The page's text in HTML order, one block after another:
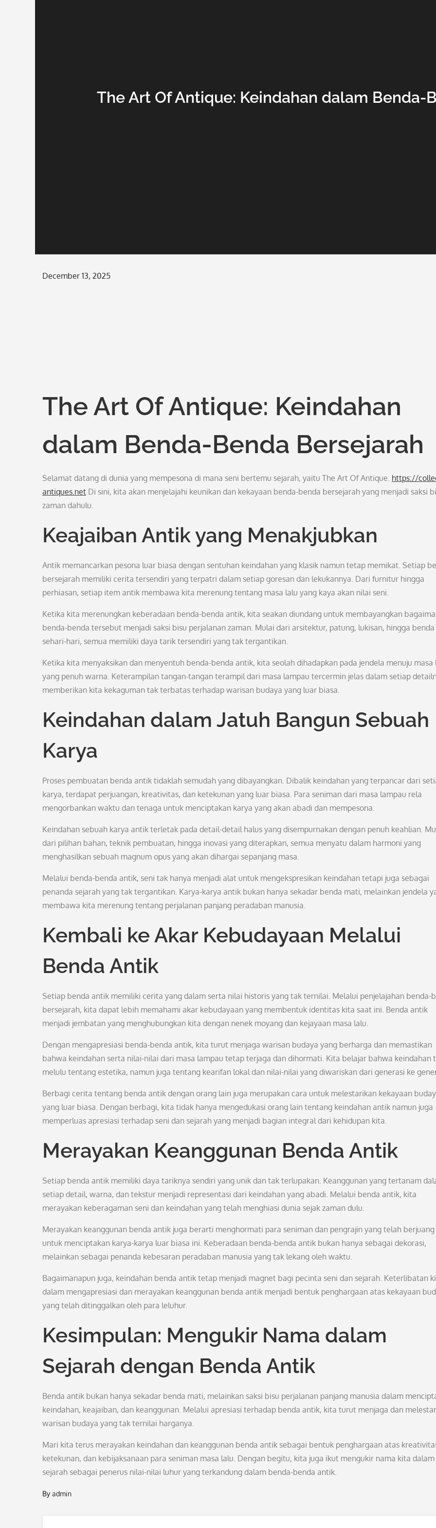
The Art Of Antique: Keindahan dalam Benda-
Posted
December 13, 2025
The Art Of Antique: Keindahan
dalam Benda-Benda Bersejarah
Selamat datang di dunia yang mempesona di mana seni bertemu sejarah, yaitu The Art Of Antique. https://
antiques.net Di sini, kita akan menjelajahi keunikan dan kekayaan benda-benda bersejarah yang menjadi saksi
zaman dahulu.
Keajaiban Antik yang Menakjubkan
Antik memancarkan pesona luar biasa dengan sentuhan keindahan yang klasik namun tetap memikat. Setiap
bersejarah memiliki cerita tersendiri yang terpatri dalam setiap goresan dan lekukannya. Dari furnitur hingga
perhiasan, setiap item antik membawa kita merenung tentang masa lalu yang kaya akan nilai seni.
Ketika kita merenungkan keberadaan benda-benda antik, kita seakan diundang untuk membayangkan
benda-benda tersebut menjadi saksi bisu perjalanan zaman. Mulai dari arsitektur, patung, lukisan, hingga benda
sehari-hari, semua memiliki daya tarik tersendiri yang tak tergantikan.
Ketika kita menyaksikan dan menyentuh benda-benda antik, kita seolah dihadapkan pada jendela menuju masa
yang penuh warna. Keterampilan tangan-tangan terampil dari masa lampau tercermin jelas dalam setiap
memberikan kita kekaguman tak terbatas terhadap warisan budaya yang luar biasa.
Keindahan dalam Jatuh Bangun Sebuah
Karya
Proses pembuatan benda antik tidaklah semudah yang dibayangkan. Dibalik keindahan yang terpancar dari
karya, terdapat perjuangan, kreativitas, dan ketekunan yang luar biasa. Para seniman dari masa lampau rela
mengorbankan waktu dan tenaga untuk menciptakan karya yang akan abadi dan mempesona.
Keindahan sebuah karya antik terletak pada detail-detail halus yang disempurnakan dengan penuh keahlian.
dari pilihan bahan, teknik pembuatan, hingga inovasi yang diterapkan, semua menyatu dalam harmoni yang
menghasilkan sebuah magnum opus yang akan dihargai sepanjang masa.
Melalui benda-benda antik, seni tak hanya menjadi alat untuk mengekspresikan keindahan tetapi juga sebagai
penanda sejarah yang tak tergantikan. Karya-karya antik bukan hanya sekadar benda mati, melainkan jendela
membawa kita merenung tentang perjalanan panjang peradaban manusia.
Kembali ke Akar Kebudayaan Melalui
Benda Antik
Setiap benda antik memiliki cerita yang dalam serta nilai historis yang tak ternilai. Melalui penjelajahan benda-
bersejarah, kita dapat lebih memahami akar kebudayaan yang membentuk identitas kita saat ini. Benda antik
menjadi jembatan yang menghubungkan kita dengan nenek moyang dan kejayaan masa lalu.
Dengan mengapresiasi benda-benda antik, kita turut menjaga warisan budaya yang berharga dan memastikan
bahwa keindahan serta nilai-nilai dari masa lampau tetap terjaga dan dihormati. Kita belajar bahwa keindahan
melulu tentang estetika, namun juga tentang kearifan lokal dan nilai-nilai yang diwariskan dari generasi ke
Berbagi cerita tentang benda antik dengan orang lain juga merupakan cara untuk melestarikan kekayaan
yang luar biasa. Dengan berbagi, kita tidak hanya mengedukasi orang lain tentang keindahan antik namun juga
memperluas apresiasi terhadap seni dan sejarah yang menjadi bagian integral dari kehidupan kita.
Merayakan Keanggunan Benda Antik
Setiap benda antik memiliki daya tariknya sendiri yang unik dan tak terlupakan. Keanggunan yang tertanam
setiap detail, warna, dan tekstur menjadi representasi dari keindahan yang abadi. Melalui benda antik, kita
merayakan keberagaman seni dan keindahan yang telah menghiasi dunia sejak zaman dulu.
Merayakan keanggunan benda antik juga berarti menghormati para seniman dan pengrajin yang telah berjuang
untuk menciptakan karya-karya luar biasa ini. Keberadaan benda-benda antik bukan hanya sebagai dekorasi,
melainkan sebagai penanda kebesaran peradaban manusia yang tak lekang oleh waktu.
Bagaimanapun juga, keindahan benda antik tetap menjadi magnet bagi pecinta seni dan sejarah. Keterlibatan
dalam mengapresiasi dan merayakan keanggunan benda antik menjadi bentuk penghargaan atas kekayaan
yang telah ditinggalkan oleh para leluhur.
Kesimpulan: Mengukir Nama dalam
Sejarah dengan Benda Antik
Benda antik bukan hanya sekadar benda mati, melainkan saksi bisu perjalanan panjang manusia dalam
keindahan, keajaiban, dan keanggunan. Melalui apresiasi terhadap benda antik, kita turut menjaga dan
warisan budaya yang tak ternilai harganya.
Mari kita terus merayakan keindahan dan keanggunan benda antik sebagai bentuk penghargaan atas
ketekunan, dan kebijaksanaan para seniman masa lalu. Dengan begitu, kita juga ikut mengukir nama kita dalam
sejarah sebagai penerus nilai-nilai luhur yang terkandung dalam benda-benda antik.
By admin